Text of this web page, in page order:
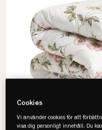
Cookies
Vi använder cookies för att
visa dig personligt innehåll. Du